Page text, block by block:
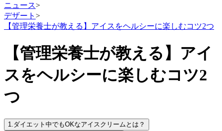
ニュース>
デザート >
【管理栄養士が教える】アイスをヘルシーに楽しむコツ2つ
【管理栄養士が教える】アイ
スをヘルシーに楽しむコツ2
つ
1.ダイエット中でもOKなアイスクリームとは？